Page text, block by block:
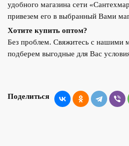
удобного магазина сети
привезем его в выбранный Вами
Хотите купить оптом?
Без проблем. Свяжитесь с нашими
подберем выгодные для Вас
Поделиться